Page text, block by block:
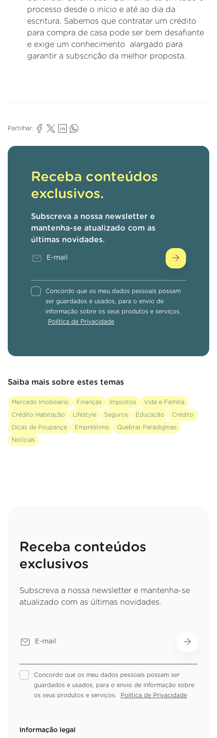
processo desde o início e até ao dia da
escritura. Sabemos que contratar um crédito
para compra de casa pode ser bem desafiante
e exige um conhecimento alargado para
garantir a subscrição da melhor proposta.
Partilhar:
Receba conteúdos
exclusivos.
Subscreva a nossa newsletter e
mantenha-se atualizado com as
últimas novidades.
Concordo que os meu dados pessoais possam
ser guardados e usados, para o envio de
informação sobre os seus produtos e serviços.
Política de Privacidade
Saiba mais sobre estes temas
Mercado Imobiliário Finanças Impostos Vida e Família
Crédito Habitação Lifestyle Seguros Educação Crédito
Dicas de Poupança Empréstimo Quebrar Paradigmas
Notícias
Receba conteúdos
exclusivos
Subscreva a nossa newsletter e mantenha-se
atualizado com as últimas novidades.
Concordo que os meu dados pessoais possam ser
guardados e usados, para o envio de informação sobre
os seus produtos e serviços.
Política de Privacidade
Informação legal